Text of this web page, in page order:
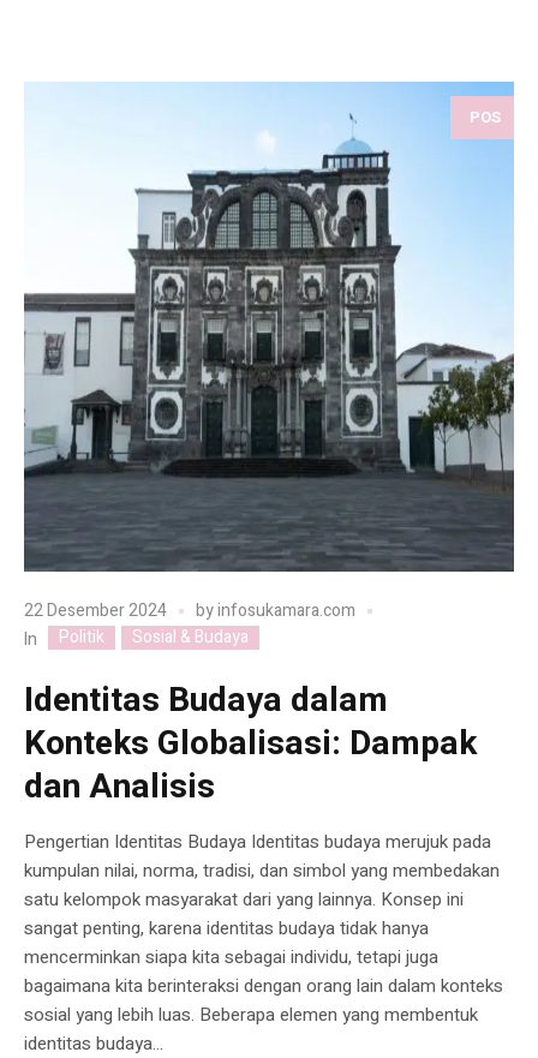
POS
22 Desember 2024 byinfosukamara.com
In
Politik Sosial & Budaya
Identitas Budaya dalam
Konteks Globalisasi: Dampak
dan Analisis
Pengertian Identitas Budaya Identitas budaya merujuk pada
kumpulan nilai, norma, tradisi, dan simbol yang membedakan
satu kelompok masyarakat dari yang lainnya. Konsep ini
sangat penting, karena identitas budaya tidak hanya
mencerminkan siapa kita sebagai individu, tetapi juga
bagaimana kita berinteraksi dengan orang lain dalam konteks
sosial yang lebih luas. Beberapa elemen yang membentuk
identitas budaya...